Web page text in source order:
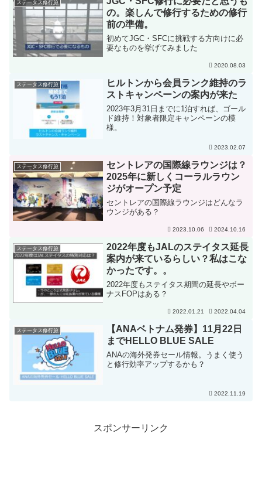
ステータス修行旅
の。楽しんで修行するための修行
前の準備。
初めてJGC・SFCに挑戦する方向けに必
要なものを挙げてみました
2020.08.03
ステータス修行旅
ヒルトンから会員ランク維持のラ
ストキャンペーンの案内が来た
2023年3月31日までに1泊すれば、ゴール
ド維持！対象者限定キャンペーンの模
様。
2023.02.07
ステータス修行旅
セントレアの国際線ラウンジは？
2025年に新しくコーラルラウン
ジがオープン予定
セントレアの国際線ラウンジはどんなラ
ウンジがある？
2023.10.06 2024.10.16
ステータス修行旅
2022年度もJALのステイタス延長
案内が来ているらしい？私はこな
かったです。。
2022年度もステイタス期間の延長やボー
ナスFOPはある？
2022.01.21 2022.04.04
ステータス修行旅
【ANAベトナム発券】11月22日
までHELLO BLUE SALE
ANAの海外発券セール情報。うまく使う
と修行効率アップするかも？
2022.11.19
スポンサーリンク